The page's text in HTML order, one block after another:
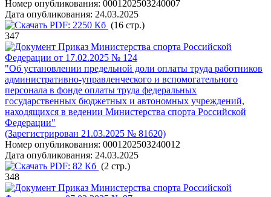
Номер опубликования: 0001202503240007
Дата опубликования: 24.03.2025
PDF: 2250 Кб (16 стр.)
347
Приказ Министерства спорта Российской
Федерации от 17.02.2025 № 124
"Об установлении предельной доли оплаты труда работников
административно-управленческого и вспомогательного
персонала в фонде оплаты труда федеральных
государственных бюджетных и автономных учреждений,
находящихся в ведении Министерства спорта Российской
Федерации"
(Зарегистрирован 21.03.2025 № 81620)
Номер опубликования: 0001202503240012
Дата опубликования: 24.03.2025
PDF: 82 Кб (2 стр.)
348
Приказ Министерства спорта Российской